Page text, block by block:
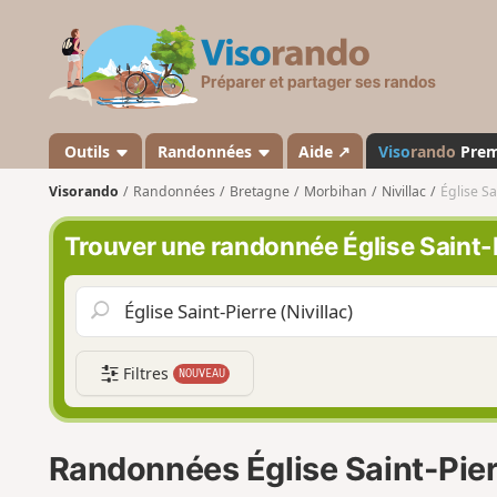
s
a
n
d
o
Outils Randonnées Aide ↗ Visorando
Visorando Randonnées Bretagne Morbihan Nivillac Église
Trouver une randonnée Église
Filtres NOUVEAU
Randonnées Église Saint-